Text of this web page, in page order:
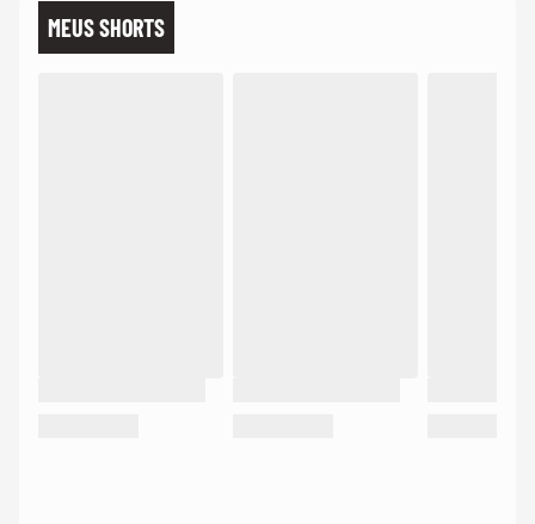
MEUS SHORTS